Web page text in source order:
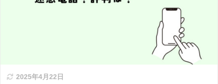
2025年4月22日